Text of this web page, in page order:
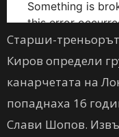
Старши-
Киров определи
канарчетата на
попаднаха 16
Слави Шопов.